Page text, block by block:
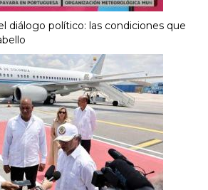
diálogo político: las condiciones que